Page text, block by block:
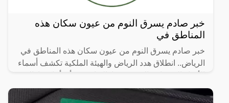
خبر صادم يسرق النوم من عيون سكان هذه
المناطق في
خبر صادم يسرق النوم من عيون سكان هذه المناطق في
الرياض.. انطلاق هدد الرياض والهيئة الملكية تكشف أسماء